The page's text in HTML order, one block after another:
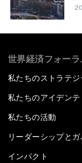
世界経済フォー
私たちのストラテジ
私たちのアイデンテ
私たちの活動
リーダーシップと
インパクト